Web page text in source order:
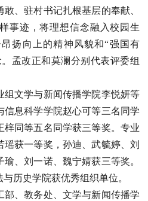
、驻村书记扎根基层的奉献、
事迹，将理想信念融入校园生
扬向上的精神风貌和“强国有
孟改正和莫澜分别代表评委组
组文学与新闻传播学院李悦妍等
信息科学学院赵心可等三名同学
梓同等五名同学获三等奖。专业
获一等奖，孙迪、武毓婷、刘
、刘一诺、魏宁婧获三等奖。
历史学院获优秀组织单位。
部、教务处、文学与新闻传播学